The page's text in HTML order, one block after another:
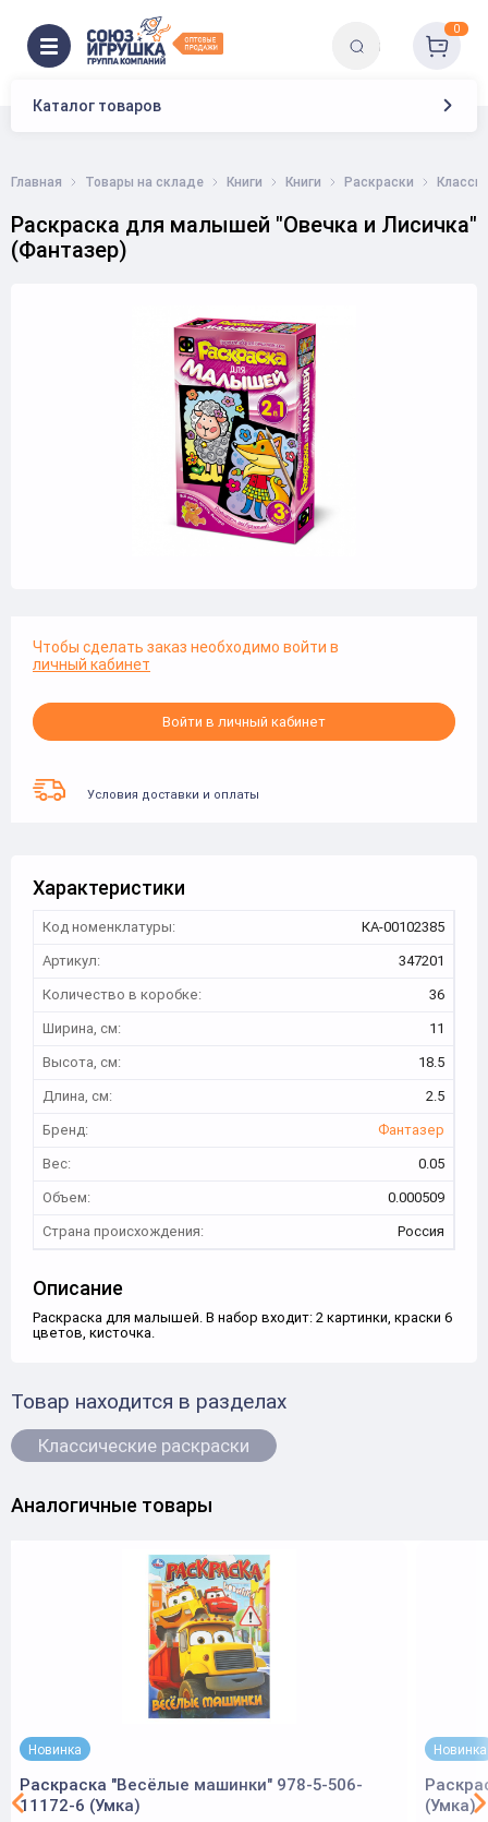
Каталог товаров
0
Главная Товары на складе Книги Книги Раскраски
Раскраска для малышей "Овечка и Лисичка"
(Фантазер)
Чтобы сделать заказ необходимо войти в
личный кабинет
Войти в личный кабинет
Условия доставки и оплаты
Характеристики
Код номенклатуры:
КА-00102385
Артикул:
347201
Количество в коробке:
36
Ширина, см:
11
Высота, см:
18.5
Длина, см:
2.5
Бренд:
Фантазер
Вес:
0.05
Объем:
0.000509
Страна происхождения:
Россия
Описание
Раскраска для малышей. В набор входит: 2 картинки, краски 6
цветов, кисточка.
Товар находится в разделах
Классические раскраски
Аналогичные товары
Новинка
Раскраска "Весёлые машинки" 978-5-506-
11172-6 (Умка)
Новинка
(Умка)